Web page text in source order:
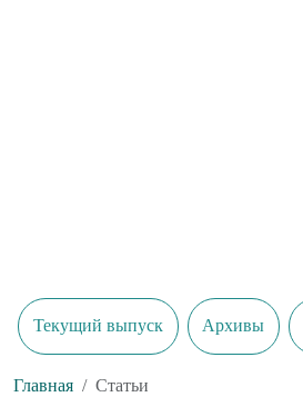
Текущий выпуск Архивы
Главная Статьи